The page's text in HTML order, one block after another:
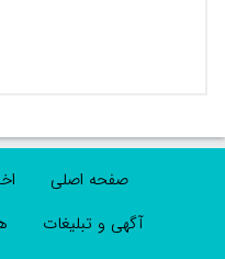
صفحه اصلی
آگهی و تبلیغات